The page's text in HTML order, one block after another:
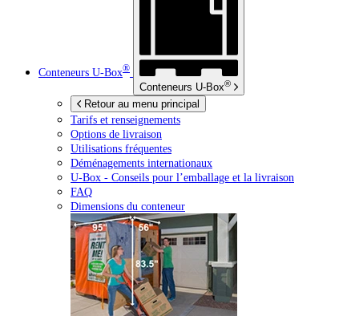
Conteneurs U-Box®
Conteneurs U-Box®
Retour au menu principal
Tarifs et renseignements
Options de livraison
Utilisations fréquentes
Déménagements internationaux
U-Box - Conseils pour l’emballage et la livraison
FAQ
Dimensions du conteneur